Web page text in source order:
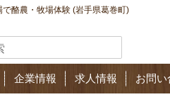
酪農・牧場体験 (岩手県葛巻町)
企業情報 求人情報 お問い